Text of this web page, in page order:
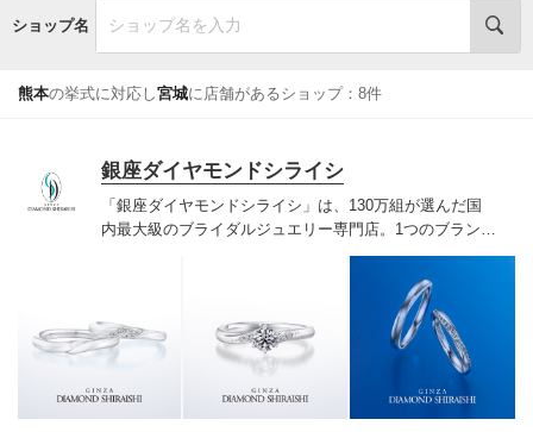
ショップ名
熊本の挙式に対応し宮城に店舗があるショップ：8件
銀座ダイヤモンドシライシ
「銀座ダイヤモンドシライシ」は、130万組が選んだ国
内最大級のブライダルジュエリー専門店。1つのブランド
では国内最大級の700種類以上の豊富なデザインを取り
揃え、ふたりの「似合う」と「好き」を同時に叶えた満
足の選択ができる指輪をご提案しています。多くのお客
様にご満足いただけている、一生身に着けるための指輪
のクオリティや購入後のアフターサービスをぜひ一度店
頭でお確かめください。